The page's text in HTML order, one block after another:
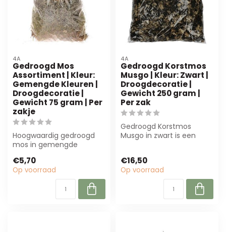
4A
Gedroogd Mos
Assortiment | Kleur:
Gemengde Kleuren |
Droogdecoratie |
Gewicht 75 gram | Per
zakje
Hoogwaardig gedroogd
mos in gemengde
bloemisterij en interi...
€5,70
Op voorraad
4A
Gedroogd Korstmos
Musgo | Kleur: Zwart |
Droogdecoratie |
Gewicht 250 gram |
Per zak
Gedroogd Korstmos
Musgo in zwart is een
€16,50
Op voorraad